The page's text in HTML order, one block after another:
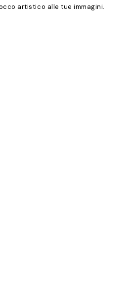
artistico alle tue immagini.